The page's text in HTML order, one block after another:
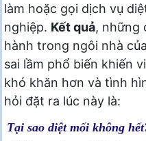
làm hoặc gọi dịch vụ
nghiệp. Kết quả, những
hành trong ngôi nhà
sai lầm phổ biến khiến
khó khăn hơn và tình
hỏi đặt ra lúc này là:
Tại sao diệt mối không